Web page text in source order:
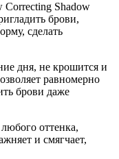
Shadow
брови,
сделать
дня, не крошится и
равномерно
брови даже
оттенка,
и смягчает,